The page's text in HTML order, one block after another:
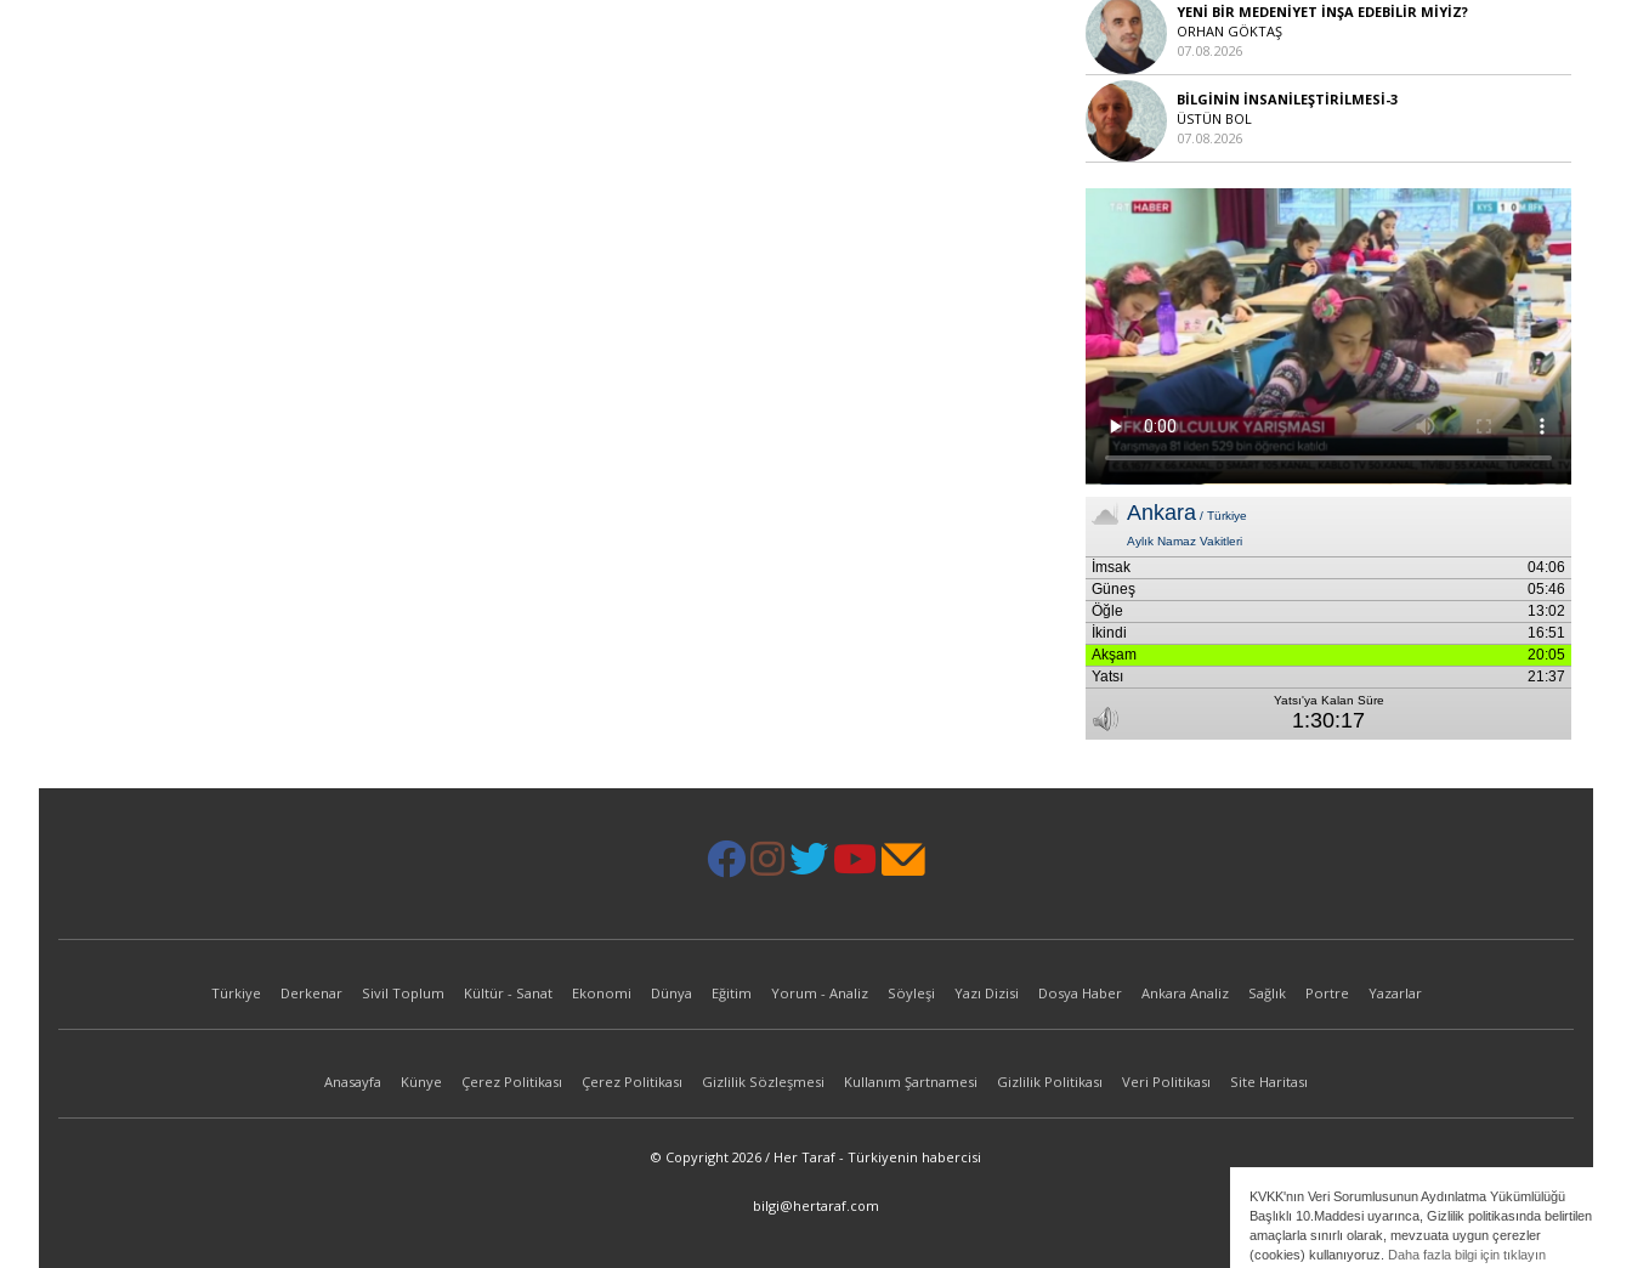
KVKK'nın Veri Sorumlusunun Aydınlatma Yükümlülüğü
Başlıklı 10.Maddesi uyarınca, Gizlilik politikasında belirtilen
amaçlarla sınırlı olarak, mevzuata uygun çerezler
(cookies) kullanıyoruz. Daha fazla bilgi için tıklayın
YENİ BİR MEDENİYET İNŞA EDEBİLİR MİYİZ?
ORHAN GÖKTAŞ
07.08.2026
BİLGİNİN İNSANİLEŞTİRİLMESİ-3
ÜSTÜN BOL
07.08.2026
Türkiye Derkenar Sivil Toplum Kültür - Sanat Ekonomi Dünya Eğitim Yorum - Analiz Söyleşi Yazı Dizisi Dosya Haber Ankara Analiz Sağlık Portre Yazarlar
Anasayfa Künye Çerez Politikası Çerez Politikası Gizlilik Sözleşmesi Kullanım Şartnamesi Gizlilik Politikası Veri Politikası Site Haritası
© Copyright 2026 / Her Taraf - Türkiyenin habercisi
bilgi@hertaraf.com